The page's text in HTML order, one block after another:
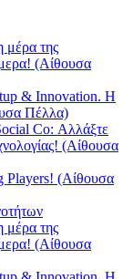
της
(Αίθουσα
& Innovation. Η
Πέλλα)
Co: Αλλάξτε
(Αίθουσα
(Αίθουσα
της
(Αίθουσα